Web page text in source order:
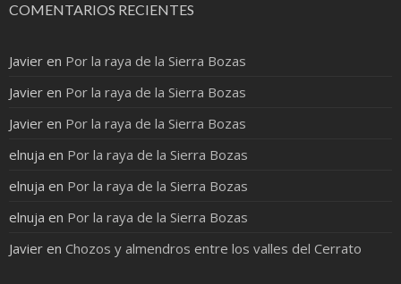
COMENTARIOS RECIENTES
Javier en Por la raya de la Sierra Bozas
Javier en Por la raya de la Sierra Bozas
Javier en Por la raya de la Sierra Bozas
elnuja en Por la raya de la Sierra Bozas
elnuja en Por la raya de la Sierra Bozas
elnuja en Por la raya de la Sierra Bozas
Javier en Chozos y almendros entre los valles del Cerrato